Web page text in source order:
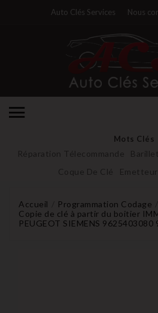
Auto Clés Services Nous
Mots Clés
Réparation Télecommande Barillet
Coque De Clé
Emetteur
Accueil Programmation Codage
Copie de clé à partir du boitier
PEUGEOT SIEMENS 9625403080